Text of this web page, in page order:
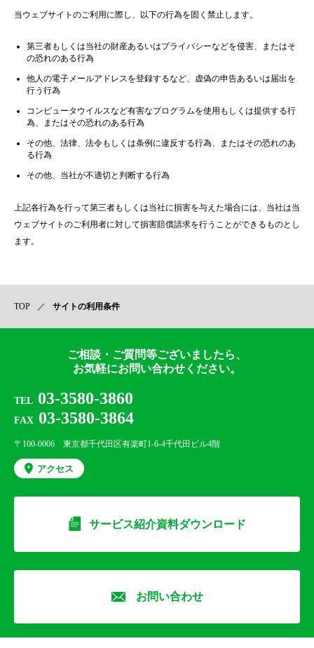
当ウェブサイトのご利用に際し、以下の行為を固く禁止します。
第三者もしくは当社の財産あるいはプライバシーなどを侵害、またはそ
の恐れのある行為
他人の電子メールアドレスを登録するなど、虚偽の申告あるいは届出を
行う行為
コンピュータウイルスなど有害なプログラムを使用もしくは提供する行
為、またはその恐れのある行為
その他、法律、法令もしくは条例に違反する行為、またはその恐れのあ
る行為
その他、当社が不適切と判断する行為
上記各行為を行って第三者もしくは当社に損害を与えた場合には、当社は当
ウェブサイトのご利用者に対して損害賠償請求を行うことができるものとし
ます。
TOP サイトの利用条件
ご相談・ご質問等ございましたら、
お気軽にお問い合わせください。
TEL 03-3580-3860
FAX 03-3580-3864
〒100-0006 東京都千代田区有楽町1-6-4千代田ビル4階
アクセス
サービス紹介資料ダウンロード
お問い合わせ